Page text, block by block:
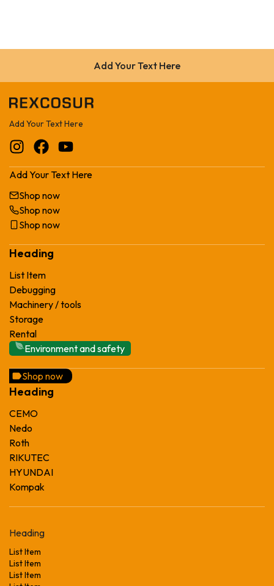
Add Your Text Here
Add Your Text Here
Add Your Text Here
Shop now
Shop now
Shop now
Heading
List Item
Debugging
Machinery / tools
Storage
Rental
Environment and safety
Shop now
Heading
CEMO
Nedo
Roth
RIKUTEC
HYUNDAI
Kompak
Heading
List Item
List Item
List Item